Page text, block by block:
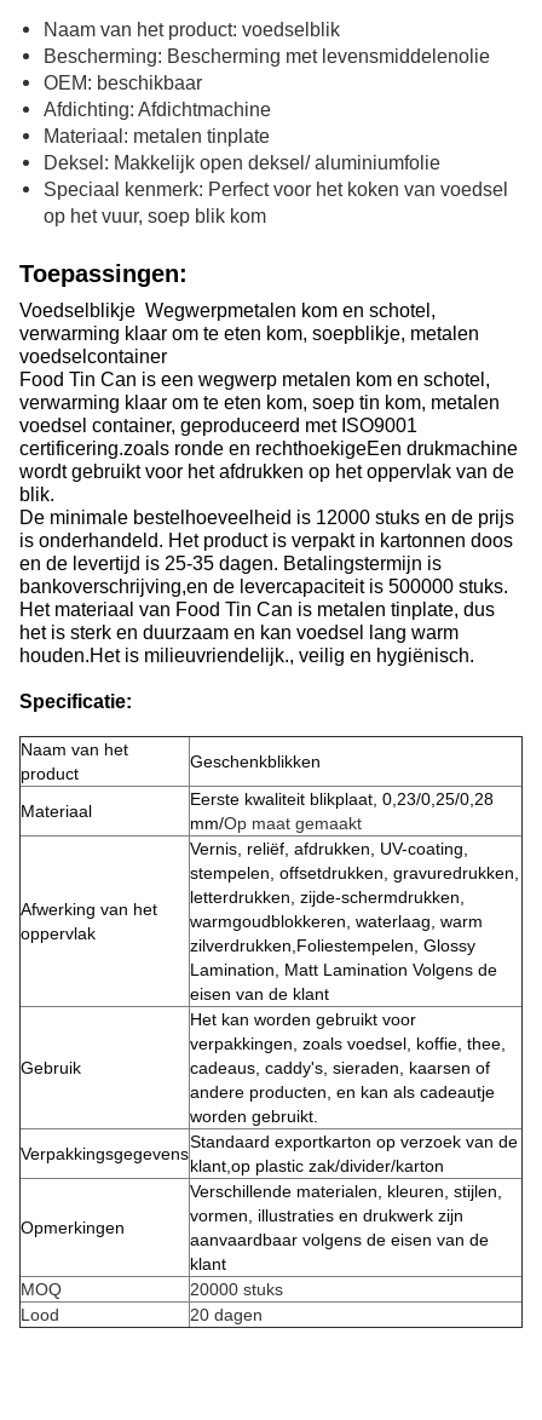
Naam van het product: voedselblik
Bescherming: Bescherming met levensmiddelenolie
OEM: beschikbaar
Afdichting: Afdichtmachine
Materiaal: metalen tinplate
Deksel: Makkelijk open deksel/ aluminiumfolie
Speciaal kenmerk: Perfect voor het koken van voedsel
op het vuur, soep blik kom
Toepassingen:
Voedselblikje ️ Wegwerpmetalen kom en schotel,
verwarming klaar om te eten kom, soepblikje, metalen
voedselcontainer
Food Tin Can is een wegwerp metalen kom en schotel,
verwarming klaar om te eten kom, soep tin kom, metalen
voedsel container, geproduceerd met ISO9001
certificering.zoals ronde en rechthoekigeEen drukmachine
wordt gebruikt voor het afdrukken op het oppervlak van de
blik.
De minimale bestelhoeveelheid is 12000 stuks en de prijs
is onderhandeld. Het product is verpakt in kartonnen doos
en de levertijd is 25-35 dagen. Betalingstermijn is
bankoverschrijving,en de levercapaciteit is 500000 stuks.
Het materiaal van Food Tin Can is metalen tinplate, dus
het is sterk en duurzaam en kan voedsel lang warm
houden.Het is milieuvriendelijk., veilig en hygiënisch.
Specificatie:
Naam van het
product
Geschenkblikken
Materiaal
Eerste kwaliteit blikplaat, 0,23/0,25/0,28
mm/Op maat gemaakt
Afwerking van het
oppervlak
Vernis, reliëf, afdrukken, UV-coating,
stempelen, offsetdrukken, gravuredrukken,
letterdrukken, zijde-schermdrukken,
warmgoudblokkeren, waterlaag, warm
zilverdrukken,Foliestempelen, Glossy
Lamination, Matt Lamination Volgens de
eisen van de klant
Gebruik
Het kan worden gebruikt voor
verpakkingen, zoals voedsel, koffie, thee,
cadeaus, caddy's, sieraden, kaarsen of
andere producten, en kan als cadeautje
worden gebruikt.
Verpakkingsgegevens
Standaard exportkarton op verzoek van de
klant,op plastic zak/divider/karton
Opmerkingen
Verschillende materialen, kleuren, stijlen,
vormen, illustraties en drukwerk zijn
aanvaardbaar volgens de eisen van de
klant
MOQ
20000 stuks
Lood
20 dagen